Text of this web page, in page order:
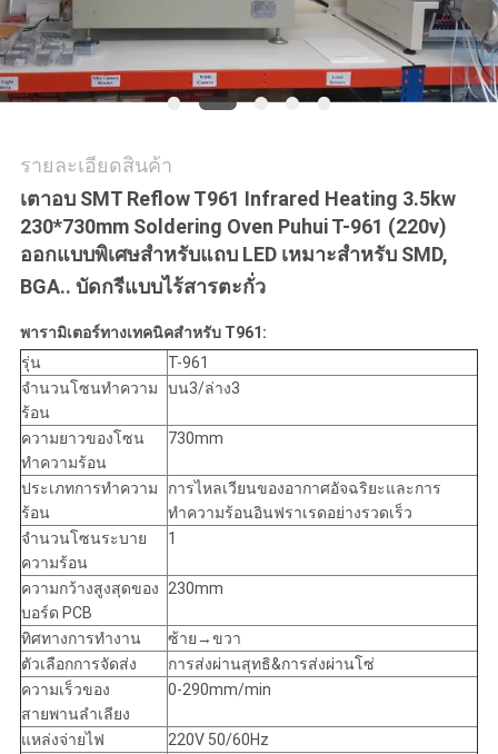
นโยบาย
ความ
ส่วน
ตัว
รายละเอียดสินค้า
เตาอบ SMT Reflow T961 Infrared Heating 3.5kw
230*730mm Soldering Oven Puhui T-961 (220v)
ออกแบบพิเศษสำหรับแถบ LED เหมาะสำหรับ SMD,
BGA.. บัดกรีแบบไร้สารตะกั่ว
พารามิเตอร์ทางเทคนิคสำหรับ T961:
รุ่น
T-961
จำนวนโซนทำความ
ร้อน
บน3/ล่าง3
ความยาวของโซน
ทำความร้อน
730mm
ประเภทการทำความ
ร้อน
การไหลเวียนของอากาศอัจฉริยะและการ
ทำความร้อนอินฟราเรดอย่างรวดเร็ว
จำนวนโซนระบาย
ความร้อน
1
ความกว้างสูงสุดของ
บอร์ด PCB
230mm
ทิศทางการทำงาน
ซ้าย→ขวา
ตัวเลือกการจัดส่ง
การส่งผ่านสุทธิ&การส่งผ่านโซ่
ความเร็วของ
สายพานลำเลียง
0-290mm/min
แหล่งจ่ายไฟ
220V 50/60Hz